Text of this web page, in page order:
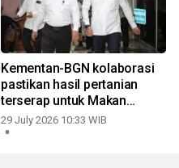
Kementan-BGN kolaborasi
pastikan hasil pertanian
terserap untuk Makan
Bergizi Gratis
29 July 2026 10:33 WIB